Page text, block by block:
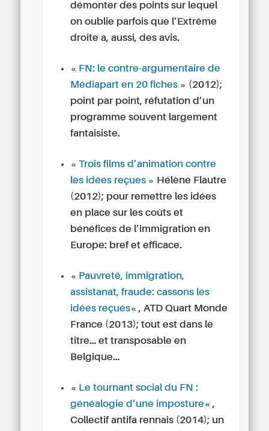
démonter des points sur lequel
on oublie parfois que l’Extrême
droite a, aussi, des avis.
« FN: le contre-argumentaire de
Médiapart en 20 fiches » (2012);
point par point, réfutation d’un
programme souvent largement
fantaisiste.
«Trois films d’animation contre
les idées reçues » Hélène Flautre
(2012); pour remettre les idées
en place sur les coûts et
bénéfices de l’immigration en
Europe: bref et efficace.
« Pauvreté, immigration,
assistanat, fraude: cassons les
idées reçues« , ATD Quart Monde
France (2013); tout est dans le
titre… et transposable en
Belgique…
« Le tournant social du FN :
généalogie d’une imposture« ,
Collectif antifa rennais (2014); un